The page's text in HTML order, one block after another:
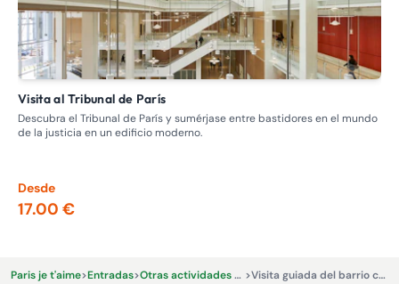
Visita al Tribunal de París
Descubra el Tribunal de París y sumérjase entre bastidores en el mundo
de la justicia en un edificio moderno.
Desde
17.00 €
Paris je t'aime>Entradas> Otras actividades y experiencias. > Visita guiada del barrio chino - Le Vrai Paris